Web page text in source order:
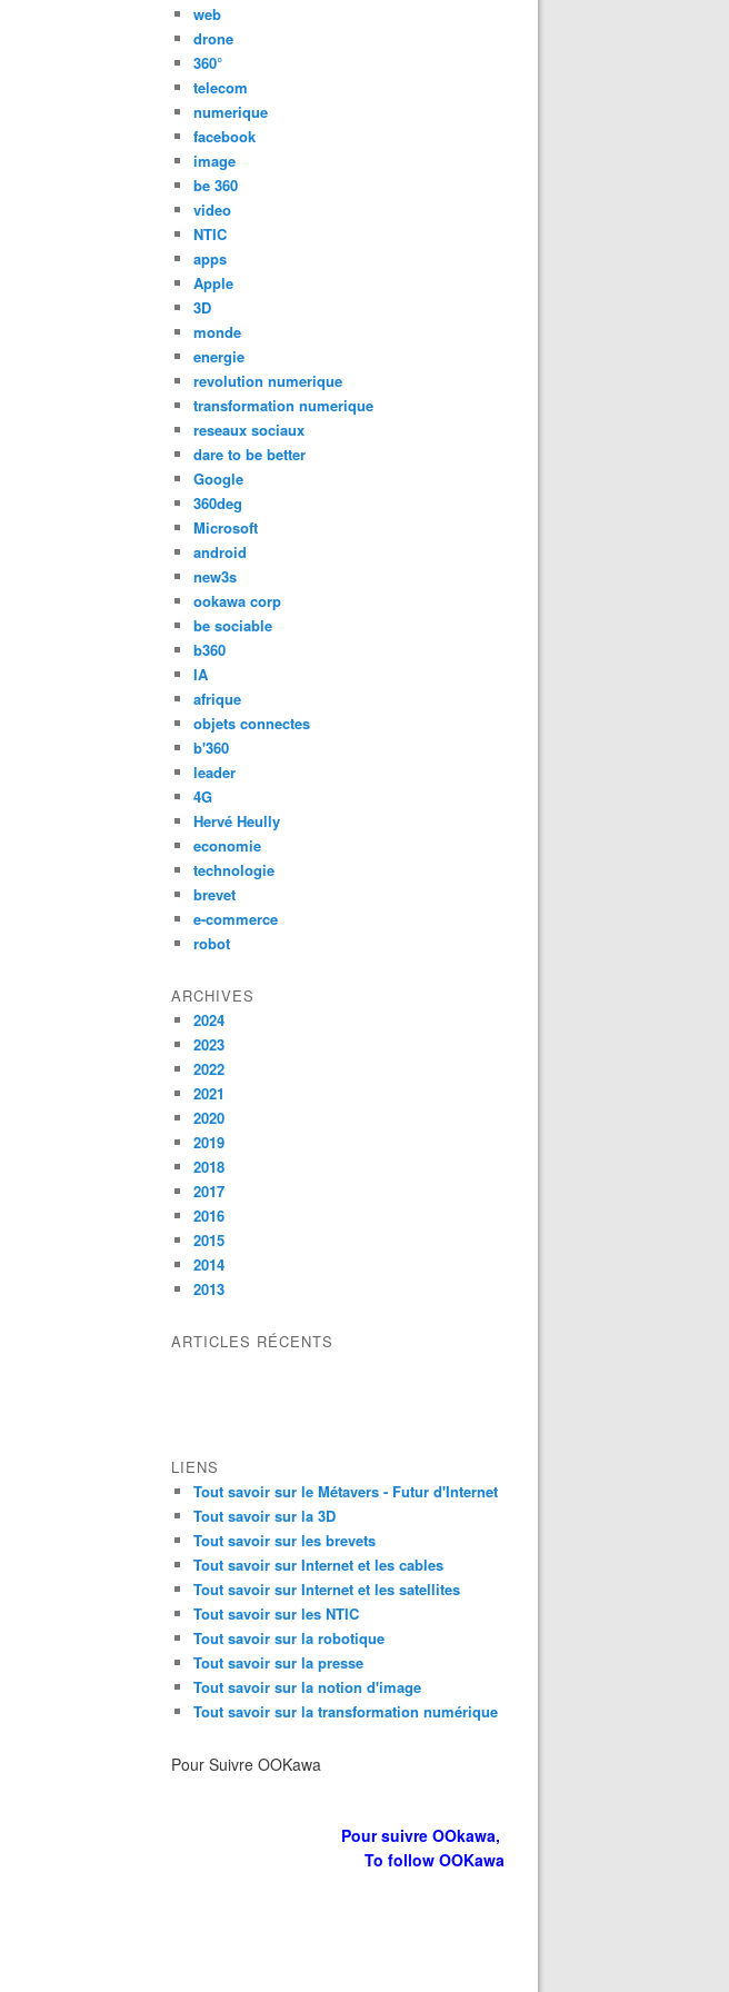
web
drone
360°
telecom
numerique
facebook
image
be 360
video
NTIC
apps
Apple
3D
monde
energie
revolution numerique
transformation numerique
reseaux sociaux
dare to be better
Google
360deg
Microsoft
android
new3s
ookawa corp
be sociable
b360
IA
afrique
objets connectes
b'360
leader
4G
Hervé Heully
economie
technologie
brevet
e-commerce
robot
ARCHIVES
2024
2023
2022
2021
2020
2019
2018
2017
2016
2015
2014
2013
ARTICLES RÉCENTS
LIENS
Tout savoir sur le Métavers - Futur d'Internet
Tout savoir sur la 3D
Tout savoir sur les brevets
Tout savoir sur Internet et les cables
Tout savoir sur Internet et les satellites
Tout savoir sur les NTIC
Tout savoir sur la robotique
Tout savoir sur la presse
Tout savoir sur la notion d'image
Tout savoir sur la transformation numérique
Pour Suivre OOKawa
Pour suivre OOkawa,
To follow OOKawa